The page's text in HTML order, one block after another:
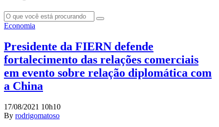
Economia
Presidente da FIERN defende
fortalecimento das relações comerciais
em evento sobre relação diplomática com
a China
17/08/2021 10h10
By rodrigomatoso